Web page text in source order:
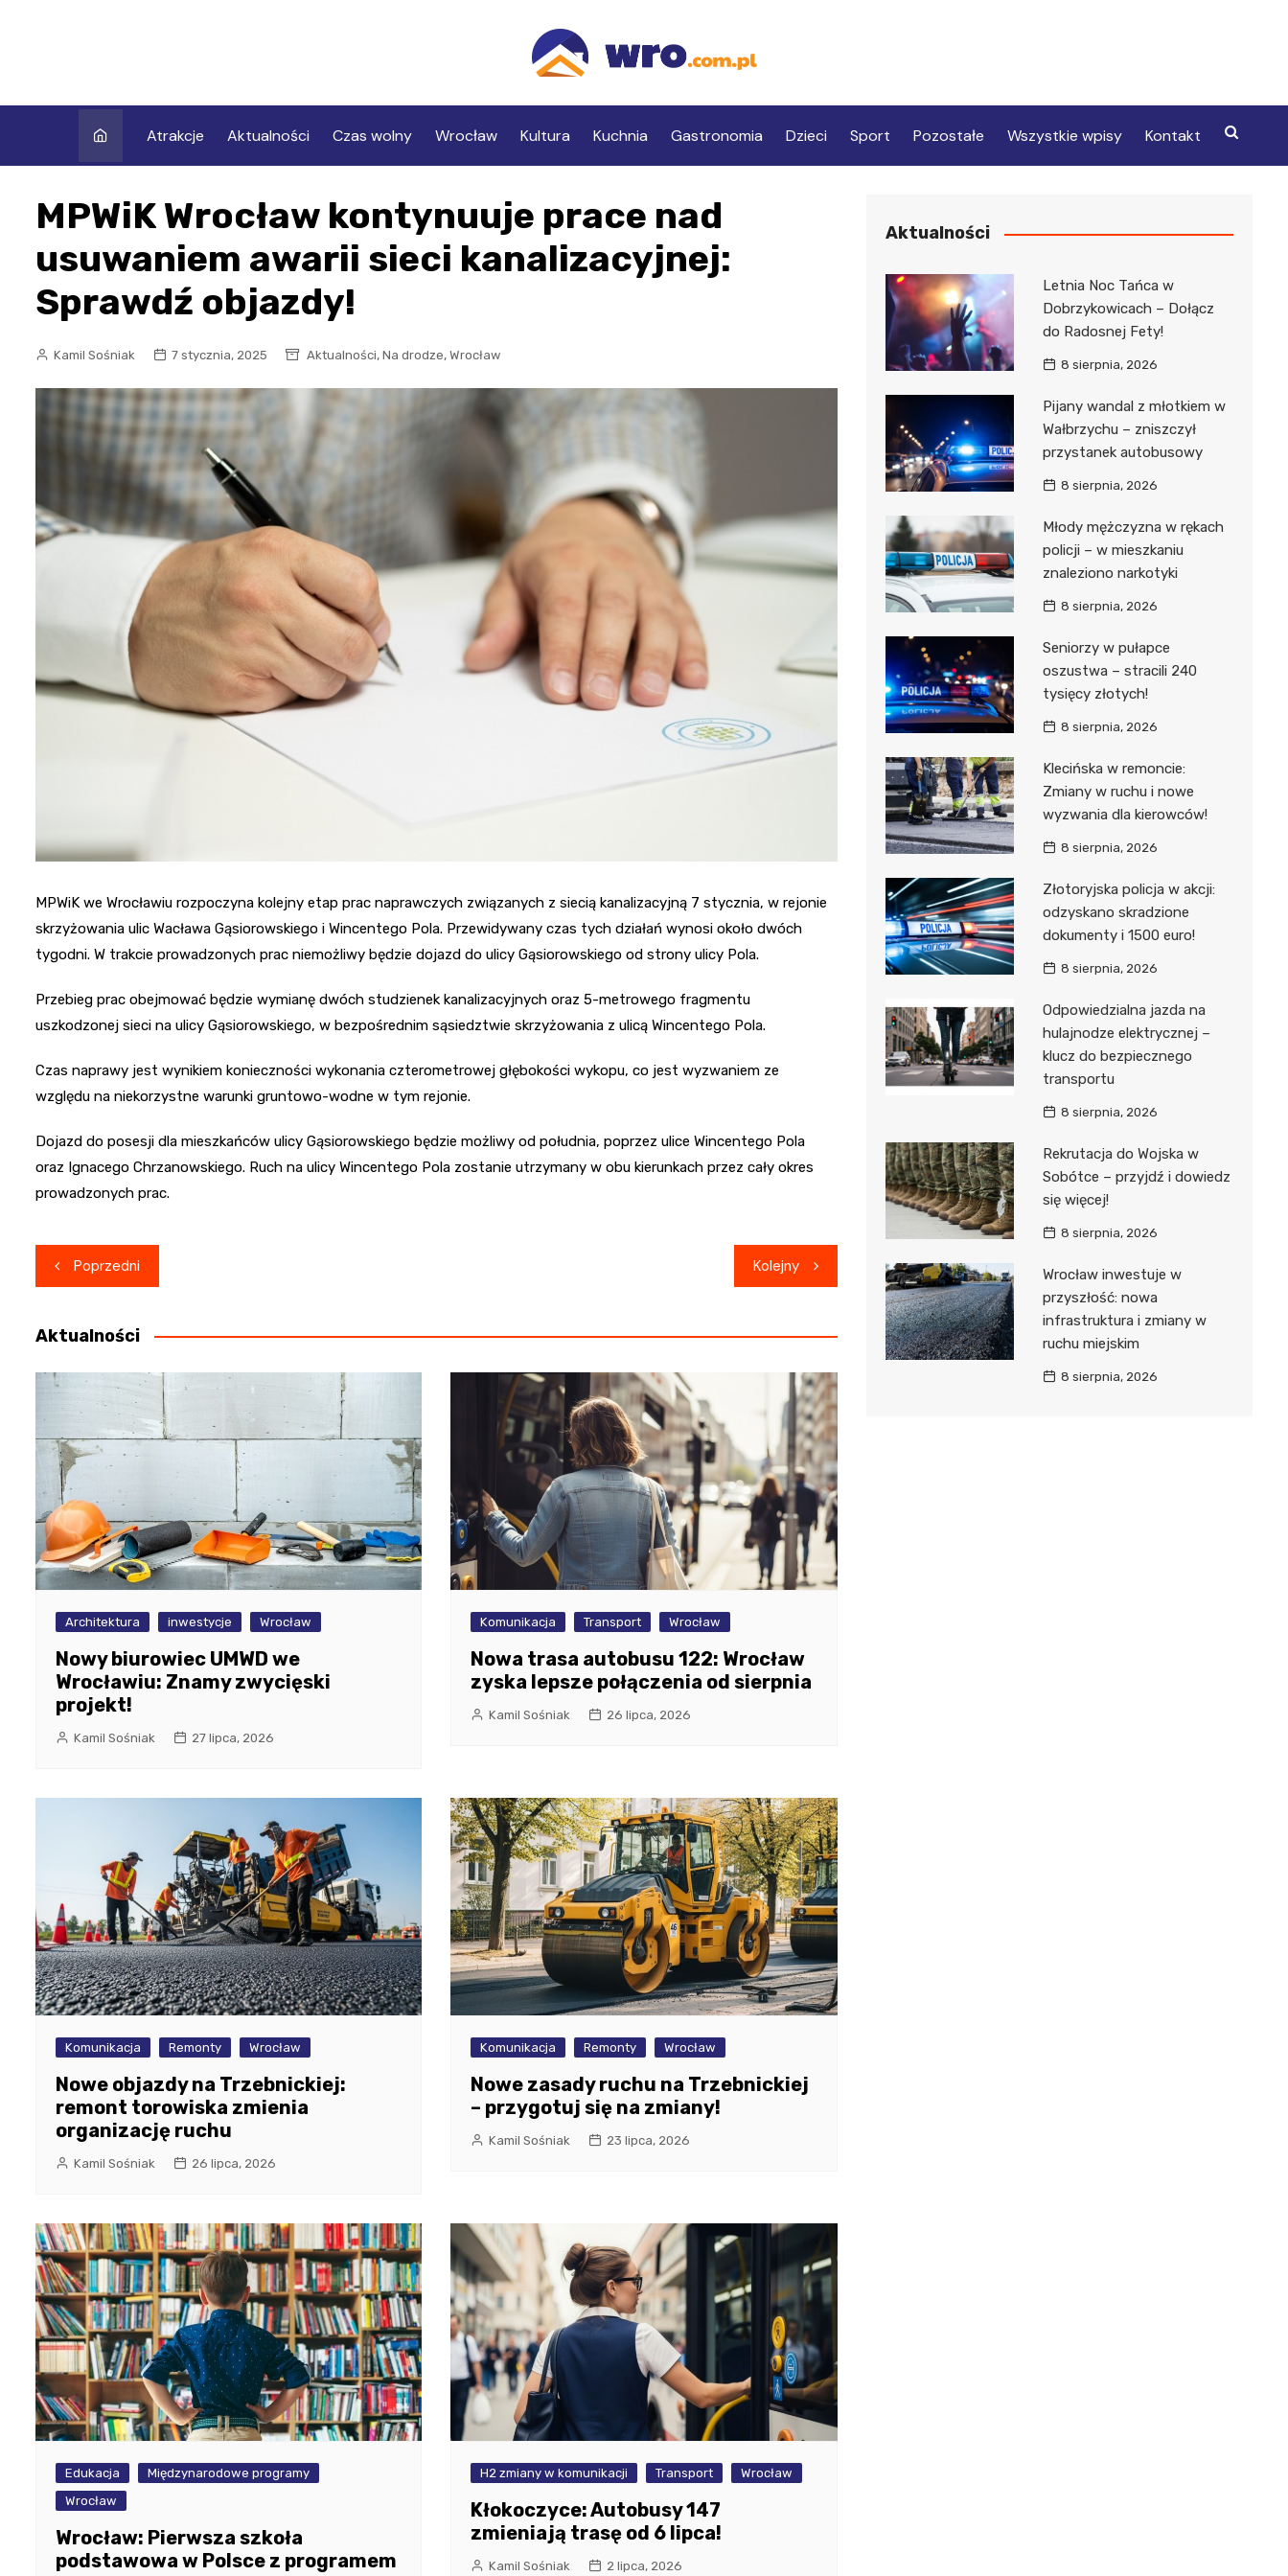
Atrakcje Aktualności Czas wolny Wrocław Kultura Kuchnia Gastronomia Dzieci Sport Pozostałe Wszystkie wpisy Kontakt
MPWiK Wrocław kontynuuje prace nad
usuwaniem awarii sieci kanalizacyjnej:
Sprawdź objazdy!
Kamil Sośniak 7 stycznia, 2025 Aktualności, Na drodze, Wrocław
MPWiK we Wrocławiu rozpoczyna kolejny etap prac naprawczych związanych z siecią kanalizacyjną 7 stycznia, w rejonie
skrzyżowania ulic Wacława Gąsiorowskiego i Wincentego Pola. Przewidywany czas tych działań wynosi około dwóch
tygodni. W trakcie prowadzonych prac niemożliwy będzie dojazd do ulicy Gąsiorowskiego od strony ulicy Pola.
Przebieg prac obejmować będzie wymianę dwóch studzienek kanalizacyjnych oraz 5-metrowego fragmentu
uszkodzonej sieci na ulicy Gąsiorowskiego, w bezpośrednim sąsiedztwie skrzyżowania z ulicą Wincentego Pola.
Czas naprawy jest wynikiem konieczności wykonania czterometrowej głębokości wykopu, co jest wyzwaniem ze
względu na niekorzystne warunki gruntowo-wodne w tym rejonie.
Dojazd do posesji dla mieszkańców ulicy Gąsiorowskiego będzie możliwy od południa, poprzez ulice Wincentego Pola
oraz Ignacego Chrzanowskiego. Ruch na ulicy Wincentego Pola zostanie utrzymany w obu kierunkach przez cały okres
prowadzonych prac.
Nawigacja
wpisu
Poprzedni Kolejny
Aktualności
Architektura inwestycje Wrocław
Nowy biurowiec UMWD we
Wrocławiu: Znamy zwycięski
projekt!
Kamil Sośniak 27 lipca, 2026
Komunikacja Transport Wrocław
Nowa trasa autobusu 122: Wrocław
zyska lepsze połączenia od sierpnia
Kamil Sośniak 26 lipca, 2026
Komunikacja Remonty Wrocław
Nowe objazdy na Trzebnickiej:
remont torowiska zmienia
organizację ruchu
Kamil Sośniak 26 lipca, 2026
Komunikacja Remonty Wrocław
Nowe zasady ruchu na Trzebnickiej
– przygotuj się na zmiany!
Kamil Sośniak 23 lipca, 2026
Edukacja
Międzynarodowe programy
Wrocław
Wrocław: Pierwsza szkoła
podstawowa w Polsce z programem
H2 zmiany w komunikacji Transport Wrocław
Kłokoczyce: Autobusy 147
zmieniają trasę od 6 lipca!
Kamil Sośniak 2 lipca, 2026
Aktualności
Letnia Noc Tańca w
Dobrzykowicach – Dołącz
do Radosnej Fety!
8 sierpnia, 2026
Pijany wandal z młotkiem w
Wałbrzychu – zniszczył
przystanek autobusowy
8 sierpnia, 2026
Młody mężczyzna w rękach
policji – w mieszkaniu
znaleziono narkotyki
8 sierpnia, 2026
Seniorzy w pułapce
oszustwa – stracili 240
tysięcy złotych!
8 sierpnia, 2026
Klecińska w remoncie:
Zmiany w ruchu i nowe
wyzwania dla kierowców!
8 sierpnia, 2026
Złotoryjska policja w akcji:
odzyskano skradzione
dokumenty i 1500 euro!
8 sierpnia, 2026
Odpowiedzialna jazda na
hulajnodze elektrycznej –
klucz do bezpiecznego
transportu
8 sierpnia, 2026
Rekrutacja do Wojska w
Sobótce – przyjdź i dowiedz
się więcej!
8 sierpnia, 2026
Wrocław inwestuje w
przyszłość: nowa
infrastruktura i zmiany w
ruchu miejskim
8 sierpnia, 2026